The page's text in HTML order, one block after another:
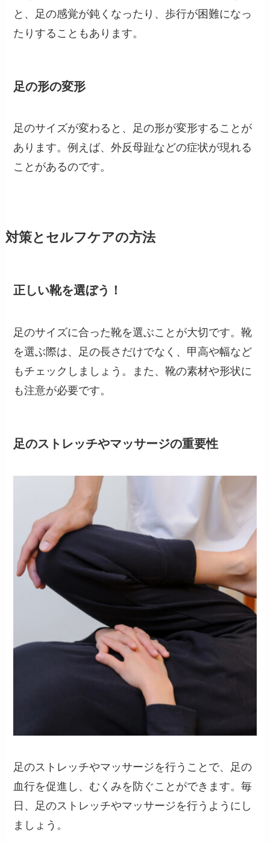
と、足の感覚が鈍くなったり、歩行が困難になっ
たりすることもあります。
足の形の変形
足のサイズが変わると、足の形が変形することが
あります。例えば、外反母趾などの症状が現れる
ことがあるのです。
対策とセルフケアの方法
正しい靴を選ぼう！
足のサイズに合った靴を選ぶことが大切です。靴
を選ぶ際は、足の長さだけでなく、甲高や幅など
もチェックしましょう。また、靴の素材や形状に
も注意が必要です。
足のストレッチやマッサージの重要性
足のストレッチやマッサージを行うことで、足の
血行を促進し、むくみを防ぐことができます。毎
日、足のストレッチやマッサージを行うようにし
ましょう。